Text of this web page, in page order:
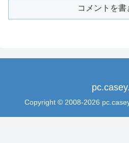
コメントを書
Copyright © 2008-2026